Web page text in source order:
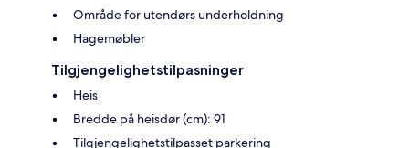
Område for utendørs underholdning
Hagemøbler
Tilgjengelighetstilpasninger
Heis
Bredde på heisdør (cm): 91
Tilgjengelighetstilpasset parkering